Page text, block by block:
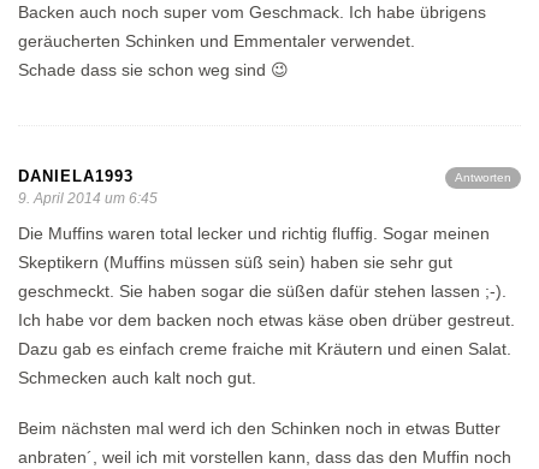
Backen auch noch super vom Geschmack. Ich habe übrigens
geräucherten Schinken und Emmentaler verwendet.
Schade dass sie schon weg sind 😉
Antworten
DANIELA1993
9. April 2014 um 6:45
Die Muffins waren total lecker und richtig fluffig. Sogar meinen
Skeptikern (Muffins müssen süß sein) haben sie sehr gut
geschmeckt. Sie haben sogar die süßen dafür stehen lassen ;-).
Ich habe vor dem backen noch etwas käse oben drüber gestreut.
Dazu gab es einfach creme fraiche mit Kräutern und einen Salat.
Schmecken auch kalt noch gut.
Beim nächsten mal werd ich den Schinken noch in etwas Butter
anbraten´, weil ich mit vorstellen kann, dass das den Muffin noch